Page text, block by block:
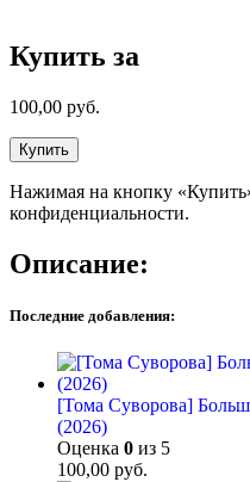
Купить за
100,00 руб.
Купить
Нажимая на кнопку
конфиденциальности.
Описание:
Последние добавления:
[Тома Суворова]
(2026)
Оценка 0 из 5
100,00 руб.